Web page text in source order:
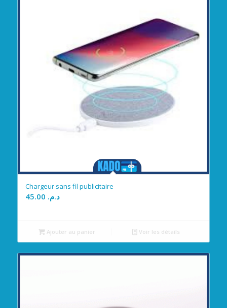
Chargeur sans fil publicitaire
د.م.
Ajouter au panier Voir les détails